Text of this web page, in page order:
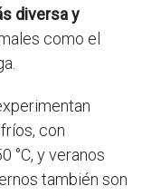
diversa y
como el
con
°C, y veranos
también son